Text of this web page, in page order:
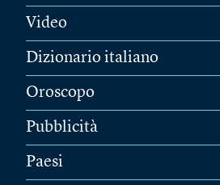
Video
Dizionario italiano
Oroscopo
Pubblicità
Paesi